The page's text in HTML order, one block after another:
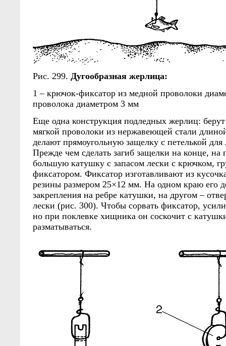
Рис. 299. Дугообразная жерлица:
1 – крючок-фиксатор из медной проволоки
проволока диаметром 3 мм
Еще одна конструкция подледных жерлиц: берут
мягкой проволоки из нержавеющей стали
делают прямоугольную защелку с петелькой для
Прежде чем сделать загиб защелки на конце, на
большую катушку с запасом лески с крючком,
фиксатором. Фиксатор изготавливают из
резины размером 25×12 мм. На одном краю его
закрепления на ребре катушки, на другом –
лески (рис. 300). Чтобы сорвать фиксатор,
но при поклевке хищника он соскочит с
разматываться.